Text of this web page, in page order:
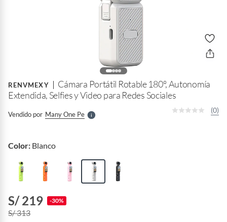
RENVMEXY
Cámara Portátil Rotable 180°, Autonomía
Extendida, Selfies y Video para Redes Sociales
Vendido por Many One PeS
l
l
e
(0)
Color: Blanco
S/ 219 -30%
S/ 313